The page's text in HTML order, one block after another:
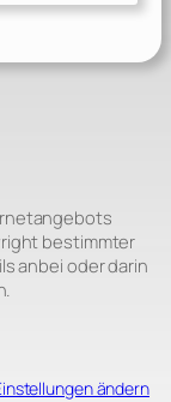
bestimmter
anbei oder darin
ändern